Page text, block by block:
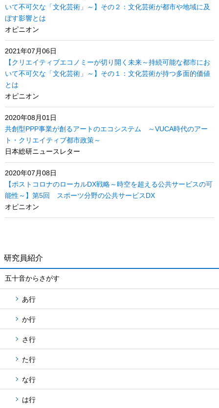
いて不可欠な「文化芸術」～】その２：文化芸術が都市や地域に及
ぼす影響とは
オピニオン
2021年07月06日
【クリエイティブエコノミーが切り開く未来～持続可能な都市にお
いて不可欠な「文化芸術」～】その１：文化芸術が持つ多面的価値
とは
オピニオン
2020年08月01日
共創型PPP事業が創るアートのエコシステム ～VUCA時代のアー
ト・クリエイティブ都市政策～
日本総研ニュースレター
2020年07月08日
【ポストコロナのローカルDX戦略～時空を超える公共サービスの可
能性～】第5回 スポーツ分野の公共サービスDX
オピニオン
研究員紹介
五十音からさがす
あ行
か行
さ行
た行
な行
は行